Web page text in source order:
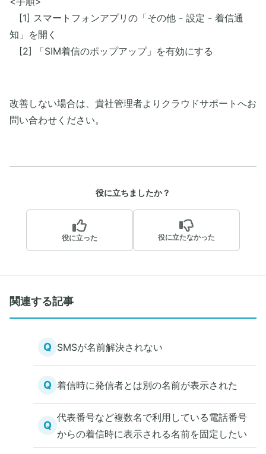
[1] スマートフォンアプリの「その他 - 設定 - 着信通
知」を開く
[2] 「SIM着信のポップアップ」を有効にする
​改善しない場合は、貴社管理者よりクラウドサポートへお
問い合わせください。
役に立ちましたか？
役に立った 役に立たなかった
関連する記事
Q SMSが名前解決されない
Q 着信時に発信者とは別の名前が表示された
Q
代表番号など複数名で利用している電話番号
からの着信時に表示される名前を固定したい